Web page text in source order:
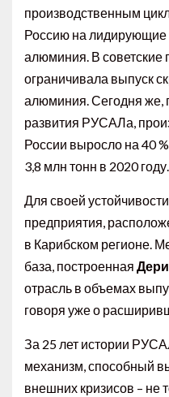
производственным
Россию на лидирующие
алюминия. В
ограничивала выпуск
алюминия. Сегодня же,
развития РУСАЛа,
России выросло на 40
3,8 млн тонн в 2020 году.
Для своей
предприятия,
в Карибском регионе.
база, построенная
отрасль в объемах
говоря уже о
За 25 лет истории
механизм, способный
внешних кризисов – не